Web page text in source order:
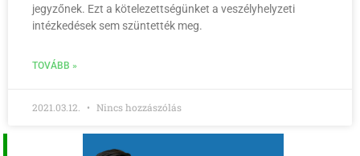
jegyzőnek. Ezt a kötelezettségünket a veszélyhelyzeti
intézkedések sem szüntették meg.
TOVÁBB »
2021.03.12. Nincs hozzászólás